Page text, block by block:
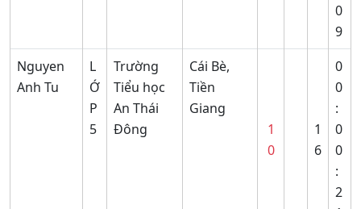
0
9
Nguyen
Anh Tu
L
Ớ
P
5
Trường
Tiểu học
An Thái
Đông
Cái Bè,
Tiền
Giang
1
0
1
6
0
0
:
0
0
:
2